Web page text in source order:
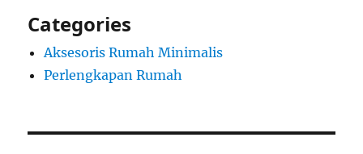
Categories
Aksesoris Rumah Minimalis
Perlengkapan Rumah